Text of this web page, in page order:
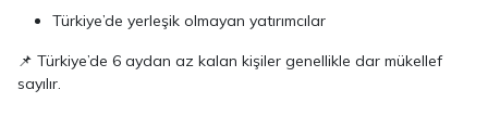
Türkiye’de yerleşik olmayan yatırımcılar
📌 Türkiye’de 6 aydan az kalan kişiler genellikle dar mükellef
sayılır.